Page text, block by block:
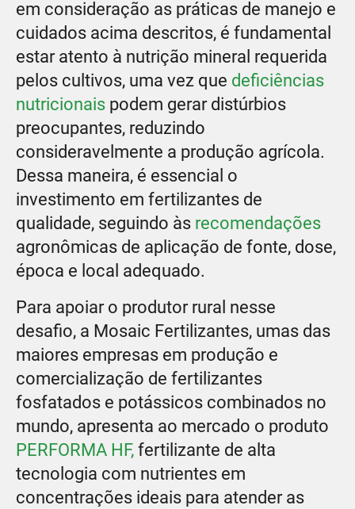
em consideração as práticas de manejo e
cuidados acima descritos, é fundamental
estar atento à nutrição mineral requerida
pelos cultivos, uma vez que deficiências
nutricionais podem gerar distúrbios
preocupantes, reduzindo
consideravelmente a produção agrícola.
Dessa maneira, é essencial o
investimento em fertilizantes de
qualidade, seguindo às recomendações
agronômicas de aplicação de fonte, dose,
época e local adequado.
Para apoiar o produtor rural nesse
desafio, a Mosaic Fertilizantes, umas das
maiores empresas em produção e
comercialização de fertilizantes
fosfatados e potássicos combinados no
mundo, apresenta ao mercado o produto
PERFORMA HF, fertilizante de alta
tecnologia com nutrientes em
concentrações ideais para atender as